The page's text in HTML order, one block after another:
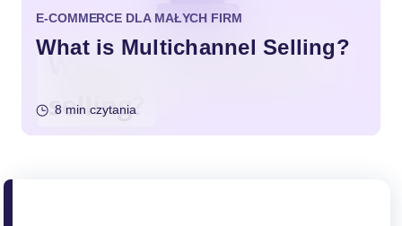
E-COMMERCE DLA MAŁYCH FIRM
What is Multichannel Selling?
8 min czytania